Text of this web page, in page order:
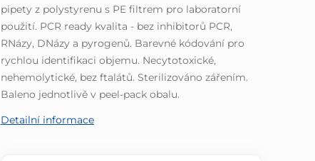
hvězdiček.
pipety z polystyrenu s PE filtrem pro laboratorní
použití. PCR ready kvalita - bez inhibitorů PCR,
RNázy, DNázy a pyrogenů. Barevné kódování pro
rychlou identifikaci objemu. Necytotoxické,
nehemolytické, bez ftalátů. Sterilizováno zářením.
Baleno jednotlivě v peel-pack obalu.
Detailní informace